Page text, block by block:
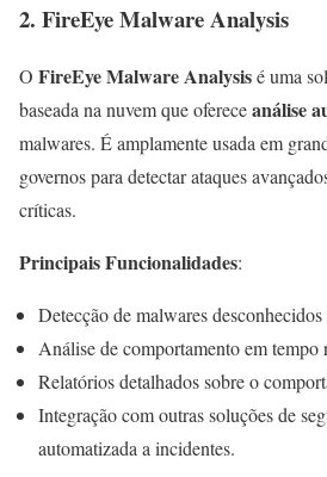
2. FireEye Malware Analysis
O FireEye Malware Analysisé uma
baseada na nuvem que ofereceanálise
malwares. É amplamente usada em
governos para detectar ataques
críticas.
Principais Funcionalidades:
Detecção de malwares desconhecidos
Análise de comportamento em tempo
Relatórios detalhados sobre o
Integração com outras soluções de
automatizada a incidentes.